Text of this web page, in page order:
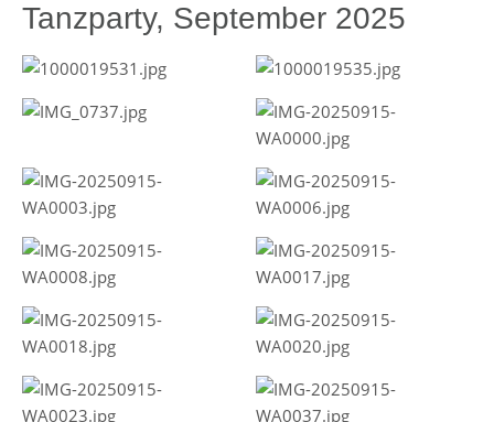
Tanzparty, September 2025